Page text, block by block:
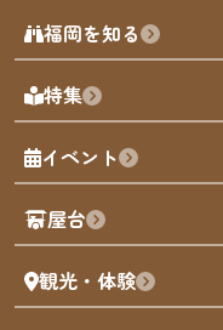
みんなの旅行記
天神エリア
博多旧市街
福岡城
歴史・文化
福岡を知る
福岡の見どころ
福岡の魅力
観光カレンダー
観光PR動画
まち歩き
福岡グルメ
特集
イベント
屋台
観光・体験